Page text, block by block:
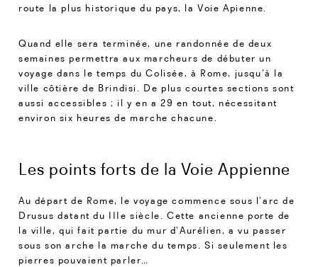
route la plus historique du pays, la Voie Apienne.
Quand elle sera terminée, une randonnée de deux
semaines permettra aux marcheurs de débuter un
voyage dans le temps du Colisée, à Rome, jusqu’à la
ville côtière de Brindisi. De plus courtes sections sont
aussi accessibles ; il y en a 29 en tout, nécessitant
environ six heures de marche chacune.
Les points forts de la Voie Appienne
Au départ de Rome, le voyage commence sous l’arc de
Drusus datant du IIIe siècle. Cette ancienne porte de
la ville, qui fait partie du mur d’Aurélien, a vu passer
sous son arche la marche du temps. Si seulement les
pierres pouvaient parler…